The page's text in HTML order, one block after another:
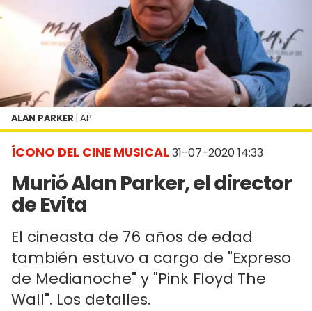
ÍCONO DEL CINE MUSICAL 31-07-2020 14:33
Murió Alan Parker, el director
de Evita
El cineasta de 76 años de edad
también estuvo a cargo de "Expreso
de Medianoche" y "Pink Floyd The
Wall". Los detalles.
ALAN PARKER | AP